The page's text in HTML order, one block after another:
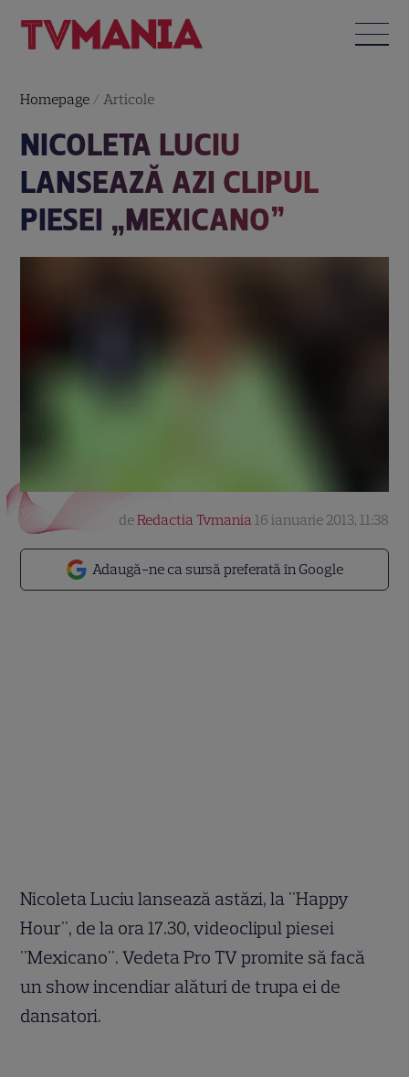
Homepage / Articole
NICOLETA LUCIU
LANSEAZĂ AZI CLIPUL
PIESEI „MEXICANO”
Adaugă-ne ca sursă preferată în Google
deRedactia Tvmania 16 ianuarie 2013, 11:38
Nicoleta Luciu lansează astăzi, la "Happy
Hour", de la ora 17.30, videoclipul piesei
"Mexicano". Vedeta Pro TV promite să facă
un show incendiar alături de trupa ei de
dansatori.